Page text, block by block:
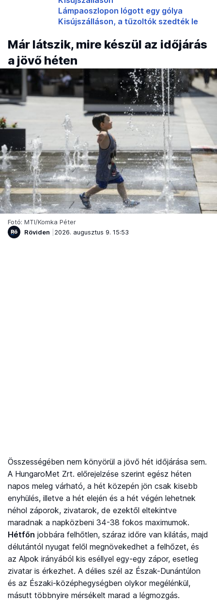
Lámpaoszlopon lógott egy gólya
Kisújszálláson, a tűzoltók szedték le
Már látszik, mire készül az időjárás
a jövő héten
Fotó: MTI/Komka Péter
Röviden
2026. augusztus 9. 15:53
Összességében nem könyörül a jövő hét időjárása sem.
A HungaroMet Zrt. előrejelzése szerint egész héten
napos meleg várható, a hét közepén jön csak kisebb
enyhülés, illetve a hét elején és a hét végén lehetnek
néhol záporok, zivatarok, de ezektől eltekintve
maradnak a napközbeni 34-38 fokos maximumok.
Hétfőn jobbára felhőtlen, száraz időre van kilátás, majd
délutántól nyugat felől megnövekedhet a felhőzet, és
az Alpok irányából kis eséllyel egy-egy zápor, esetleg
zivatar is érkezhet. A délies szél az Észak-Dunántúlon
és az Északi-középhegységben olykor megélénkül,
másutt többnyire mérsékelt marad a légmozgás.